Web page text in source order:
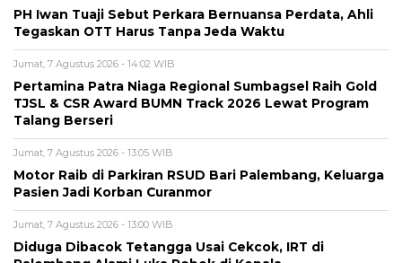
PH Iwan Tuaji Sebut Perkara Bernuansa Perdata, Ahli
Tegaskan OTT Harus Tanpa Jeda Waktu
Jumat, 7 Agustus 2026 - 14:02 WIB
Pertamina Patra Niaga Regional Sumbagsel Raih Gold
TJSL & CSR Award BUMN Track 2026 Lewat Program
Talang Berseri
Jumat, 7 Agustus 2026 - 13:05 WIB
Motor Raib di Parkiran RSUD Bari Palembang, Keluarga
Pasien Jadi Korban Curanmor
Jumat, 7 Agustus 2026 - 13:00 WIB
Diduga Dibacok Tetangga Usai Cekcok, IRT di